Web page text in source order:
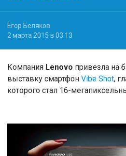
Егор Беляков
2 марта 2015 в 03:13
Компания Lenovo привезла на
выставку смартфон Vibe Shot,
которого стал 16-